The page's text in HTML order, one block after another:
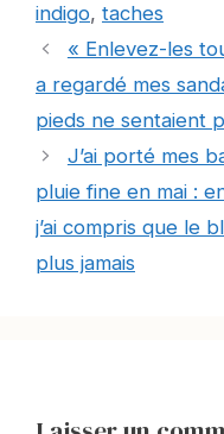
indigo, taches
« Enlevez-les
a regardé mes
pieds ne sentaient
J’ai porté mes
pluie fine en mai :
j’ai compris que le
plus jamais